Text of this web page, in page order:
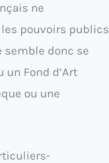
ne
pouvoirs publics
semble donc se
un Fond d’Art
ou une